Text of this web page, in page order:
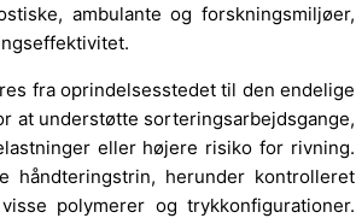
ambulante og forskningsmiljøer,
fra oprindelsesstedet til den endelige
at understøtte sorteringsarbejdsgange,
eller højere risiko for rivning.
håndteringstrin, herunder kontrolleret
polymerer og trykkonfigurationer.